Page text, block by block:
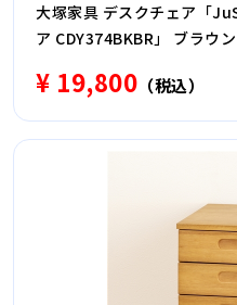
大塚家具 デスクチェア「
ア CDY374BKBR」 ブラウン
¥ 19,800 （税込）